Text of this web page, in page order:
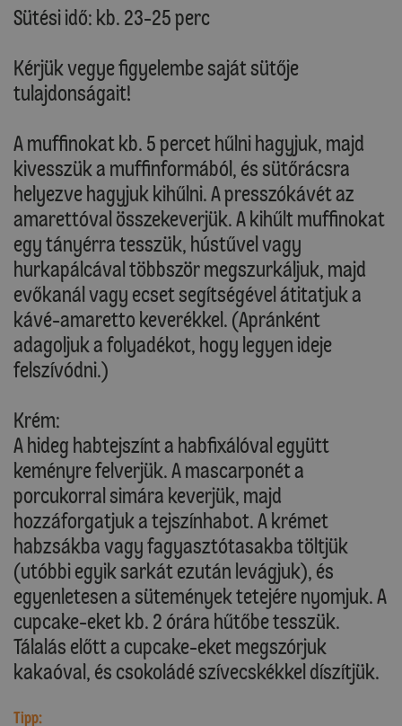
Sütési idő: kb. 23-25 perc
Kérjük vegye figyelembe saját sütője
tulajdonságait!
A muffinokat kb. 5 percet hűlni hagyjuk, majd
kivesszük a muffinformából, és sütőrácsra
helyezve hagyjuk kihűlni. A presszókávét az
amarettóval összekeverjük. A kihűlt muffinokat
egy tányérra tesszük, hústűvel vagy
hurkapálcával többször megszurkáljuk, majd
evőkanál vagy ecset segítségével átitatjuk a
kávé-amaretto keverékkel. (Apránként
adagoljuk a folyadékot, hogy legyen ideje
felszívódni.)
Krém:
A hideg habtejszínt a habfixálóval együtt
keményre felverjük. A mascarponét a
porcukorral simára keverjük, majd
hozzáforgatjuk a tejszínhabot. A krémet
habzsákba vagy fagyasztótasakba töltjük
(utóbbi egyik sarkát ezután levágjuk), és
egyenletesen a sütemények tetejére nyomjuk. A
cupcake-eket kb. 2 órára hűtőbe tesszük.
Tálalás előtt a cupcake-eket megszórjuk
kakaóval, és csokoládé szívecskékkel díszítjük.
Tipp: